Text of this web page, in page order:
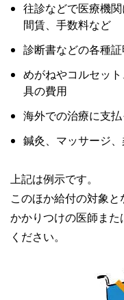
往診などで医療機
間賃、手数料など
診断書などの各種
めがねやコルセッ
具の費用
海外での治療に支
鍼灸、マッサージ
上記は例示です。
このほか給付の対象と
かかりつけの医師ま
ください。